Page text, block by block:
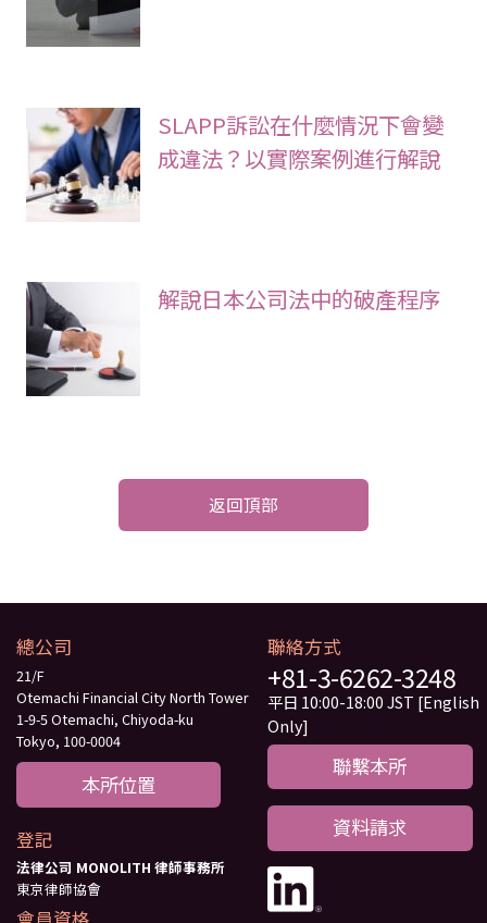
SLAPP訴訟在什麼情況下會變
成違法？以實際案例進行解說
解說日本公司法中的破產程序
返回頂部
總公司
21/F
Otemachi Financial City North Tower
1-9-5 Otemachi, Chiyoda-ku
Tokyo, 100-0004
本所位置
登記
法律公司 MONOLITH 律師事務所
東京律師協會
聯絡方式
+81-3-6262-3248
平日 10:00-18:00 JST [English
Only]
聯繫本所
資料請求